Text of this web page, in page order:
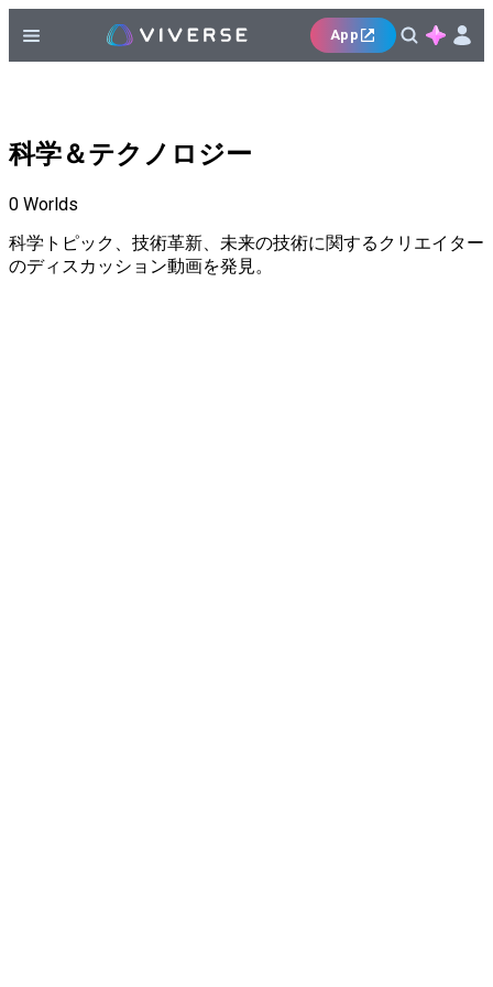
App
科学＆テクノロジー
0 Worlds
科学トピック、技術革新、未来の技術に関するクリエイター
のディスカッション動画を発見。